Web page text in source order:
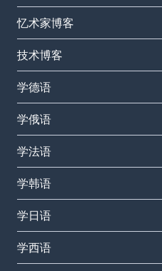
忆术家博客
技术博客
学德语
学俄语
学法语
学韩语
学日语
学西语